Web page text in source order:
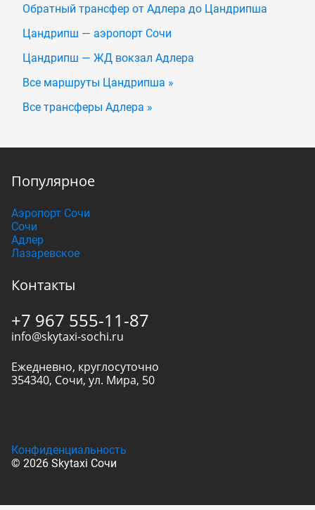
Обратный трансфер от Адлера до Цандрипша
Цандрипш — аэропорт Сочи
Цандрипш — ЖД вокзал Адлера
Все маршруты Цандрипша »
Все трансферы Адлера »
Популярное
Аэропорт Сочи
Сочи
Адлер
Лазаревское
Контакты
+7 967 555-11-87
info@skytaxi-sochi.ru
Ежедневно, круглосуточно
354340, Сочи, ул. Мира, 50
© 2026 Skytaxi Сочи
Конфиденциальность